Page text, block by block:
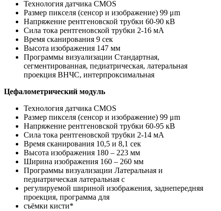
Технология датчика CMOS
Размер пикселя (сенсор и изображение) 99 μm
Напряжение рентгеновской трубки 60-90 кВ
Сила тока рентгеновской трубки 2-16 мА
Время сканирования 9 сек
Высота изображения 147 мм
Программы визуализации Стандартная,
сегментированная, педиатрическая, латеральная
проекция ВНЧС, интерпроксимальная
Цефалометрический модуль
Технология датчика CMOS
Размер пикселя (сенсор и изображение) 99 μm
Напряжение рентгеновской трубки 60-95 кВ
Сила тока рентгеновской трубки 2-14 мА
Время сканирования 10,5 и 8,1 сек
Высота изображения 180 – 223 мм
Ширина изображения 160 – 260 мм
Программы визуализации Латеральная и
педиатрическая латеральная с
регулируемой шириной изображения, заднепередняя
проекция, программа для
съёмки кисти*